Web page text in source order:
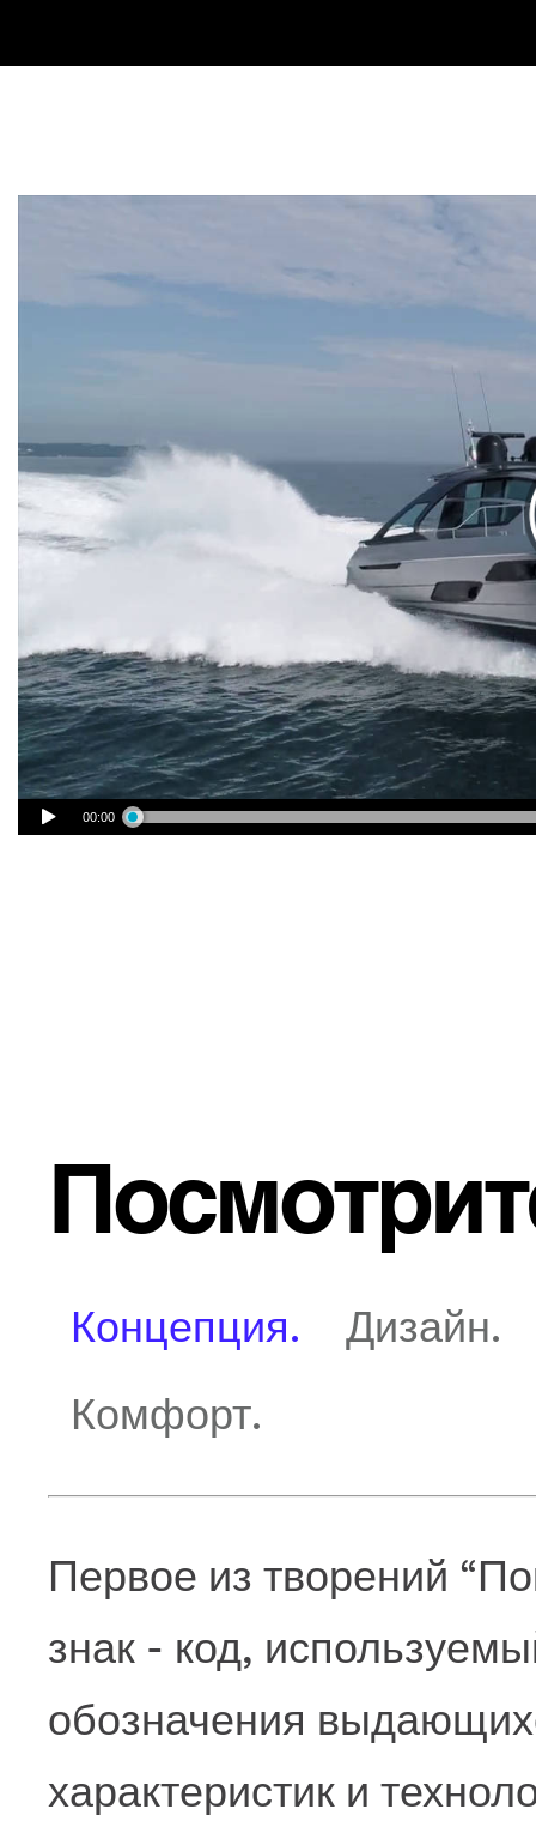
00:00
Концепция.
Дизайн.
Комфорт.
Первое из творений
знак - код,
обозначения
характеристик и